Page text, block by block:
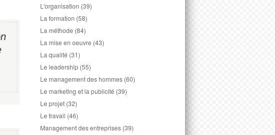
L'organisation (39)
La formation (58)
La méthode (84)
La mise en oeuvre (43)
La qualité (31)
Le leadership (55)
Le management des hommes (60)
Le marketing et la publicité (39)
Le projet (32)
Le travail (46)
Management des entreprises (39)